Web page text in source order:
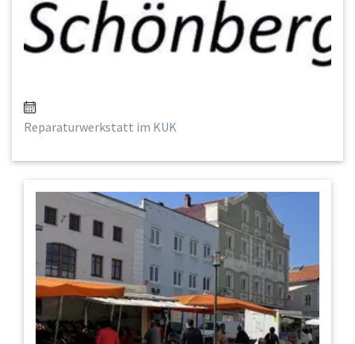
Reparaturwerkstatt im KUK